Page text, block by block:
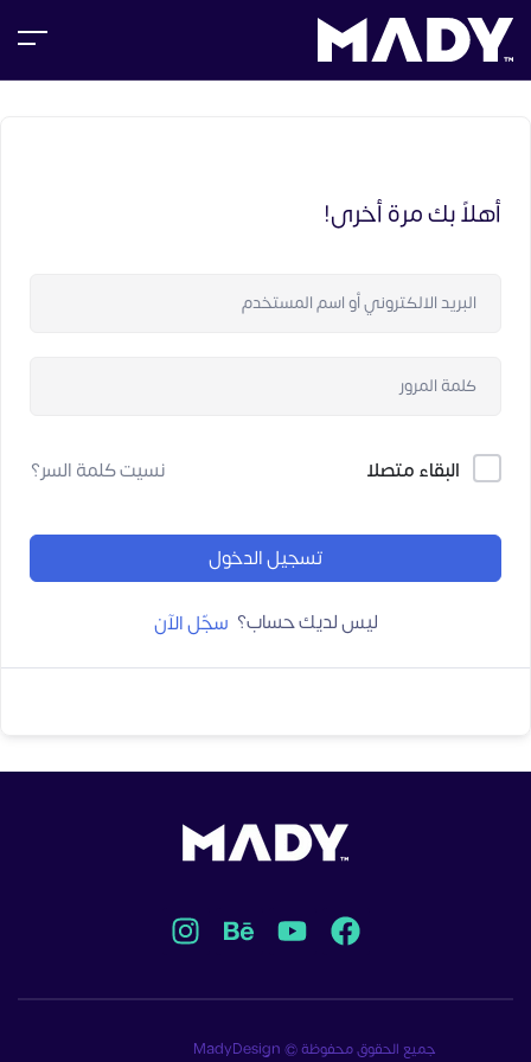
أهلاً بك مرة أخرى!
البقاء متصلا نسيت كلمة السر؟
تسجيل الدخول
ليس لديك حساب؟ سجّل الآن
جميع الحقوق محفوظة © MadyDesign